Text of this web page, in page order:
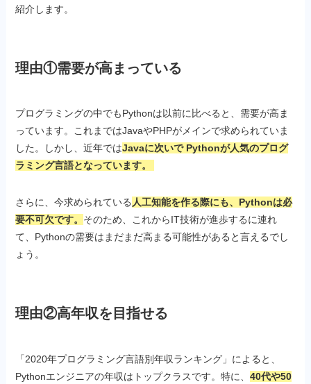
紹介します。
理由①需要が高まっている
プログラミングの中でもPythonは以前に比べると、需要が高ま
っています。これまではJavaやPHPがメインで求められていま
した。しかし、近年ではJavaに次いで Pythonが人気のプログ
ラミング言語となっています。
さらに、今求められている 人工知能を作る際にも、Pythonは必
要不可欠です。 そのため、これからIT技術が進歩するに連れ
て、Pythonの需要はまだまだ高まる可能性があると言えるでし
ょう。
理由②高年収を目指せる
「2020年プログラミング言語別年収ランキング」によると、
Pythonエンジニアの年収はトップクラスです。特に、40代や50